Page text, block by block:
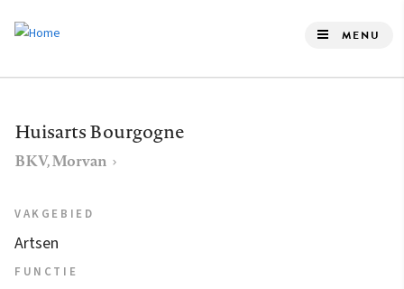
de
gaan
MENU
Huisarts Bourgogne
BKV, Morvan
VAKGEBIED
Artsen
FUNCTIE